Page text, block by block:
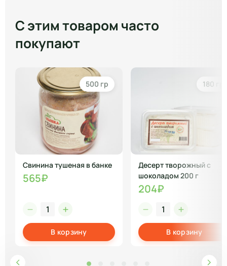
С этим товаром часто
покупают
500 гр
Свинина тушеная в банке
565₽
В корзину
180 гр
Десерт творожный с
шоколадом 200 г
204₽
В корзину